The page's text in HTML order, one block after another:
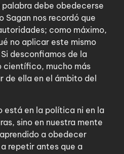
debe obedecerse
Sagan nos recordó que
como máximo,
no aplicar este mismo
desconfiamos de la
científico, mucho más
de ella en el ámbito del
está en la política ni en la
sino en nuestra mente
a obedecer
repetir antes que a